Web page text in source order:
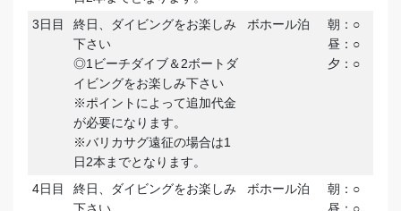
3日目
終日、ダイビングをお楽しみ
下さい
◎1ビーチダイブ＆2ボートダ
イビングをお楽しみ下さい
※ポイントによって追加代金
が必要になります。
※バリカサグ遠征の場合は1
日2本までとなります。
ボホール泊
朝：○
昼：○
夕：○
4日目
終日、ダイビングをお楽しみ
下さい
ボホール泊
朝：○
昼：○